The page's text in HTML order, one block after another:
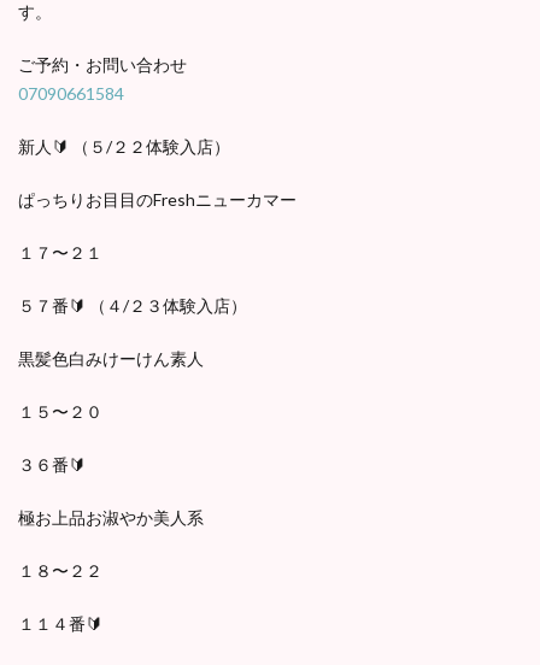
す。
ご予約・お問い合わせ
07090661584
新人🔰 （５/２２体験入店）
ぱっちりお目目のFreshニューカマー
１７〜２１
５７番🔰 （４/２３体験入店）
黒髪色白みけーけん素人
１５〜２０
３６番🔰
極お上品お淑やか美人系
１８〜２２
１１４番🔰